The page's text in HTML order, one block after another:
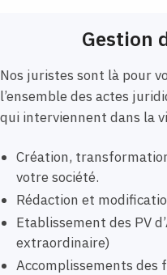
Gestion
Nos juristes sont là pour
l’ensemble des actes
qui interviennent dans la
Création,
votre société.
Rédaction et
Etablissement des PV
extraordinaire)
Accomplissements